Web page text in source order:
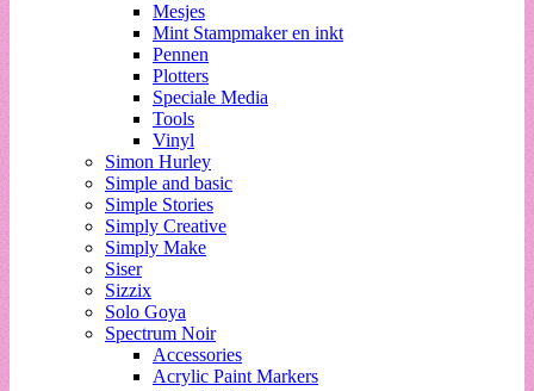
Mesjes
Mint Stampmaker en inkt
Pennen
Plotters
Speciale Media
Tools
Vinyl
Simon Hurley
Simple and basic
Simple Stories
Simply Creative
Simply Make
Siser
Sizzix
Solo Goya
Spectrum Noir
Accessories
Acrylic Paint Markers